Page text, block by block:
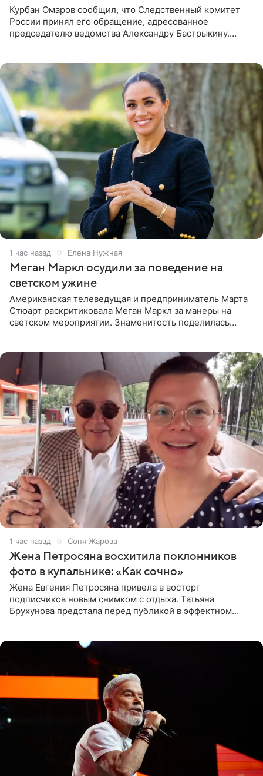
Курбан Омаров сообщил, что Следственный комитет
России принял его обращение, адресованное
председателю ведомства Александру Бастрыкину.
1 час назад Елена Нужная
Меган Маркл осудили за поведение на
светском ужине
Американская телеведущая и предприниматель Марта
Стюарт раскритиковала Меган Маркл за манеры на
светском мероприятии. Знаменитость поделилась
1 час назад Соня Жарова
Жена Петросяна восхитила поклонников
фото в купальнике: «Как сочно»
Жена Евгения Петросяна привела в восторг
подписчиков новым снимком с отдыха. Татьяна
Брухунова предстала перед публикой в эффектном